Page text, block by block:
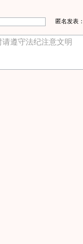
匿名发表